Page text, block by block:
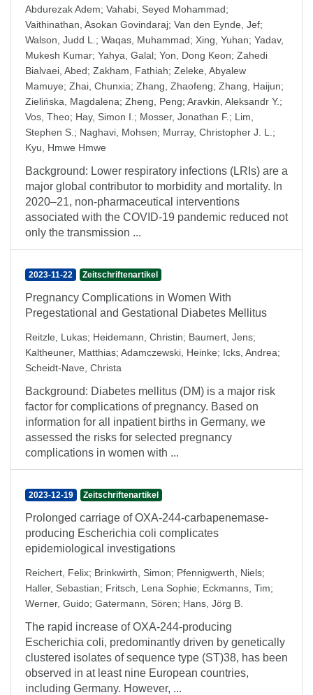
Abdurezak Adem; Vahabi, Seyed Mohammad;
Vaithinathan, Asokan Govindaraj; Van den Eynde, Jef;
Walson, Judd L. ; Waqas, Muhammad; Xing, Yuhan; Yadav,
Mukesh Kumar; Yahya, Galal; Yon, Dong Keon; Zahedi
Bialvaei, Abed; Zakham, Fathiah; Zeleke, Abyalew
Mamuye; Zhai, Chunxia; Zhang, Zhaofeng; Zhang, Haijun;
Zielińska, Magdalena; Zheng, Peng; Aravkin, Aleksandr Y.;
Vos, Theo; Hay, Simon I. ; Mosser, Jonathan F. ; Lim,
Stephen S. ; Naghavi, Mohsen; Murray, Christopher J. L. ;
Kyu, Hmwe Hmwe
Background: Lower respiratory infections (LRIs) are a
major global contributor to morbidity and mortality. In
2020–21, non-pharmaceutical interventions
associated with the COVID-19 pandemic reduced not
only the transmission ...
2023-11-22 Zeitschriftenartikel
Pregnancy Complications in Women With
Pregestational and Gestational Diabetes Mellitus
Reitzle, Lukas; Heidemann, Christin; Baumert, Jens;
Kaltheuner, Matthias; Adamczewski, Heinke; Icks, Andrea;
Scheidt-Nave, Christa
Background: Diabetes mellitus (DM) is a major risk
factor for complications of pregnancy. Based on
information for all inpatient births in Germany, we
assessed the risks for selected pregnancy
complications in women with ...
2023-12-19 Zeitschriftenartikel
Prolonged carriage of OXA-244-carbapenemase-
producing Escherichia coli complicates
epidemiological investigations
Reichert, Felix; Brinkwirth, Simon; Pfennigwerth, Niels;
Haller, Sebastian; Fritsch, Lena Sophie; Eckmanns, Tim;
Werner, Guido; Gatermann, Sören; Hans, Jörg B.
The rapid increase of OXA-244-producing
Escherichia coli, predominantly driven by genetically
clustered isolates of sequence type (ST)38, has been
observed in at least nine European countries,
including Germany. However, ...